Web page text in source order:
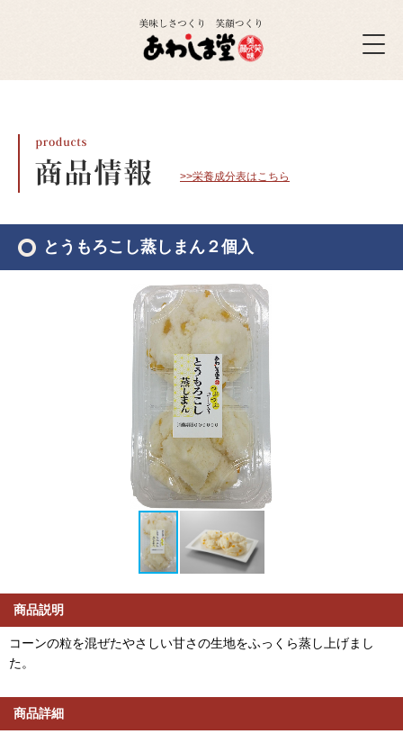
>>栄養成分表はこちら
とうもろこし蒸しまん２個入
商品説明
コーンの粒を混ぜたやさしい甘さの生地をふっくら蒸し上げまし
た。
商品詳細